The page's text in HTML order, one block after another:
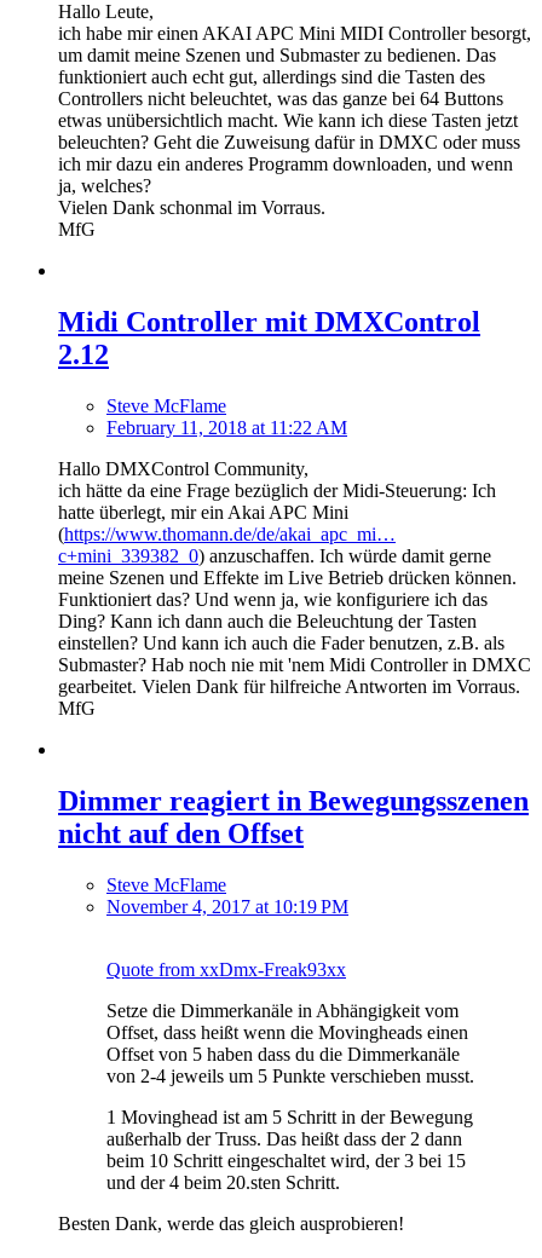
Hallo Leute,
ich habe mir einen AKAI APC Mini MIDI Controller besorgt,
um damit meine Szenen und Submaster zu bedienen. Das
funktioniert auch echt gut, allerdings sind die Tasten des
Controllers nicht beleuchtet, was das ganze bei 64 Buttons
etwas unübersichtlich macht. Wie kann ich diese Tasten jetzt
beleuchten? Geht die Zuweisung dafür in DMXC oder muss
ich mir dazu ein anderes Programm downloaden, und wenn
ja, welches?
Vielen Dank schonmal im Vorraus.
MfG
Midi Controller mit DMXControl
2.12
Steve McFlame
February 11, 2018 at 11:22 AM
Hallo DMXControl Community,
ich hätte da eine Frage bezüglich der Midi-Steuerung: Ich
hatte überlegt, mir ein Akai APC Mini
(https://www.thomann.de/de/akai_apc_mi…
c+mini_339382_0) anzuschaffen. Ich würde damit gerne
meine Szenen und Effekte im Live Betrieb drücken können.
Funktioniert das? Und wenn ja, wie konfiguriere ich das
Ding? Kann ich dann auch die Beleuchtung der Tasten
einstellen? Und kann ich auch die Fader benutzen, z.B. als
Submaster? Hab noch nie mit 'nem Midi Controller in DMXC
gearbeitet. Vielen Dank für hilfreiche Antworten im Vorraus.
MfG
Dimmer reagiert in Bewegungsszenen
nicht auf den Offset
Steve McFlame
November 4, 2017 at 10:19 PM
Quote from xxDmx-Freak93xx
Setze die Dimmerkanäle in Abhängigkeit vom
Offset, dass heißt wenn die Movingheads einen
Offset von 5 haben dass du die Dimmerkanäle
von 2-4 jeweils um 5 Punkte verschieben musst.
1 Movinghead ist am 5 Schritt in der Bewegung
außerhalb der Truss. Das heißt dass der 2 dann
beim 10 Schritt eingeschaltet wird, der 3 bei 15
und der 4 beim 20.sten Schritt.
Besten Dank, werde das gleich ausprobieren!